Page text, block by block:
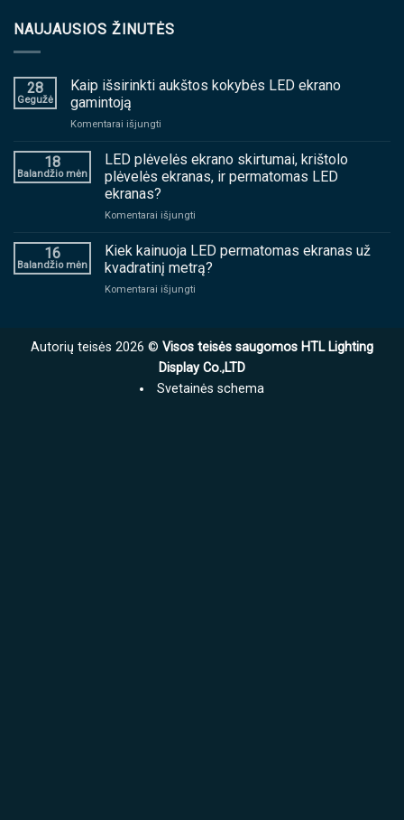
NAUJAUSIOS ŽINUTĖS
28
Gegužė
Kaip išsirinkti aukštos kokybės LED ekrano
gamintoją
Komentarai išjungti
išsirinkti
aukštos
kokybės
ekrano
18
Balandžio mėn
LED plėvelės ekrano skirtumai, krištolo
plėvelės ekranas, ir permatomas LED
ekranas?
Komentarai išjungti
plėvelės
ekrano
skirtumai,
permatomas
LED
ekranas?
16
Balandžio mėn
Kiek kainuoja LED permatomas ekranas už
kvadratinį metrą?
Komentarai išjungti
permatomas
ekranas
už
kvadratinį
Autorių teisės 2026 © Visos teisės saugomos HTL Lighting
Display Co.,LTD
Svetainės schema